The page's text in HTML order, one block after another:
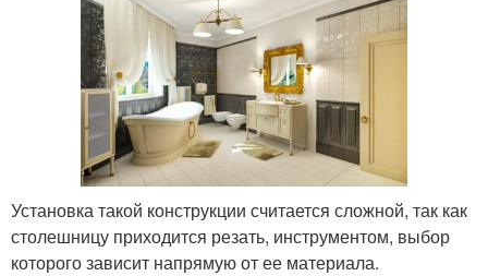
Установка такой конструкции считается сложной, так как
столешницу приходится резать, инструментом, выбор
которого зависит напрямую от ее материала.